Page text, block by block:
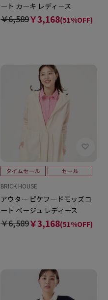
ート カーキ レディース
￥6,589￥3,168(51%OFF)
BRICK HOUSE
アウター ピケフードモッズコ
ート ベージュ レディース
￥6,589￥3,168(51%OFF)